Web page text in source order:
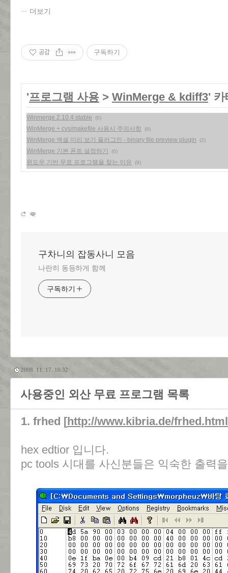
더보기
공감 구독하기
'프로그램 사용 > WinMerge & kdiff3' 카
Winmerge 2.10.4 stable (0)
WinMerge + cvs/makefile 사용시 주의사항 (6)
WinMerge 엑셀 미리 보기 플러그인 - binary file preview plugin (2)
WinMerge 기본 폰트 설정하기 (0)
윈도우 기반 무료 프로그램을 찾는 이유 (9)
구차니의 잡동사니 모음
나란히 동등하게 함께
구독하기
2008. 11. 17. 10:32
사용중인 외산 무료 프로그램 목록
1. frhed [http://www.kibria.de/frhed.html
hex edtior 입니다.
pc tools 시대를 사신분들은 익숙한 출력